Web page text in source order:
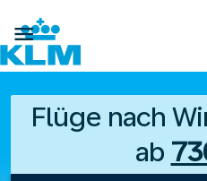

Flüge nach
ab